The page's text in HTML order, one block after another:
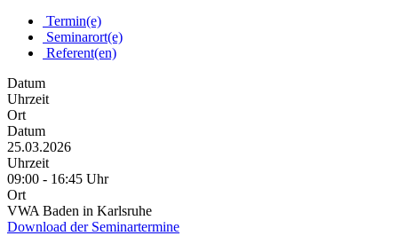
Termin(e)
Seminarort(e)
Referent(en)
Datum
Uhrzeit
Ort
Datum
25.03.2026
Uhrzeit
09:00 - 16:45 Uhr
Ort
VWA Baden in Karlsruhe
Download der Seminartermine